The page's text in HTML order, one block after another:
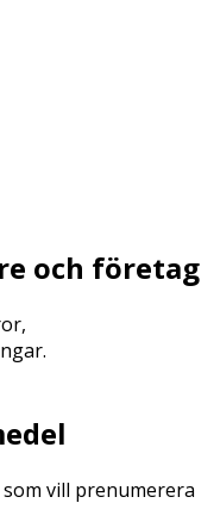
och företag
vill prenumerera